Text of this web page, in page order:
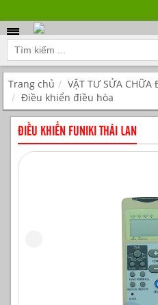
Trang chủ
VẬT TƯ SỬA CHỮA
Điều khiển điều hòa
ĐIỀU KHIỂN FUNIKI THÁI LAN